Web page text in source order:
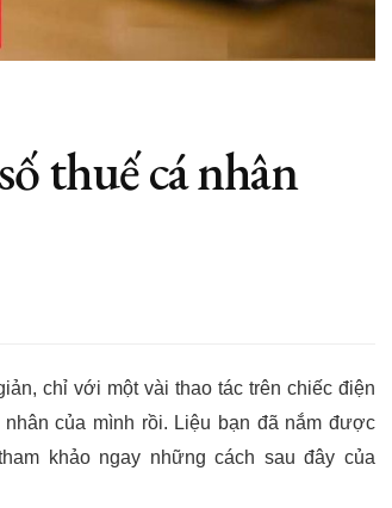
thuế cá nhân
chỉ với một vài thao tác trên chiếc điện
của mình rồi. Liệu bạn đã nắm được
khảo ngay những cách sau đây của